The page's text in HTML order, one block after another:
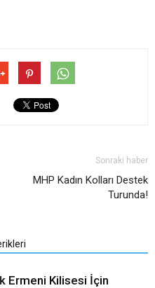
Sonraki haber
MHP Kadın Kolları Destek
Turunda!
Ermeni Kilisesi İçin